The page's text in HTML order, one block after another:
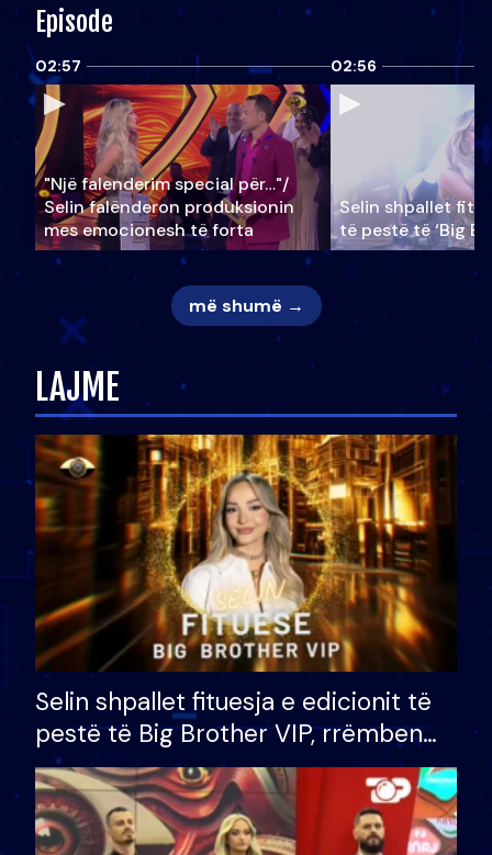
Episode
02:57
"Një falenderim special për…"/
Selin falënderon produksionin
mes emocionesh të forta
02:56
Selin shpallet
të pestë të ‘Big
më shumë →
LAJME
Selin shpallet fituesja e edicionit të
pestë të Big Brother VIP, rrëmben
çmimin e madh prej 100 mijë eurosh